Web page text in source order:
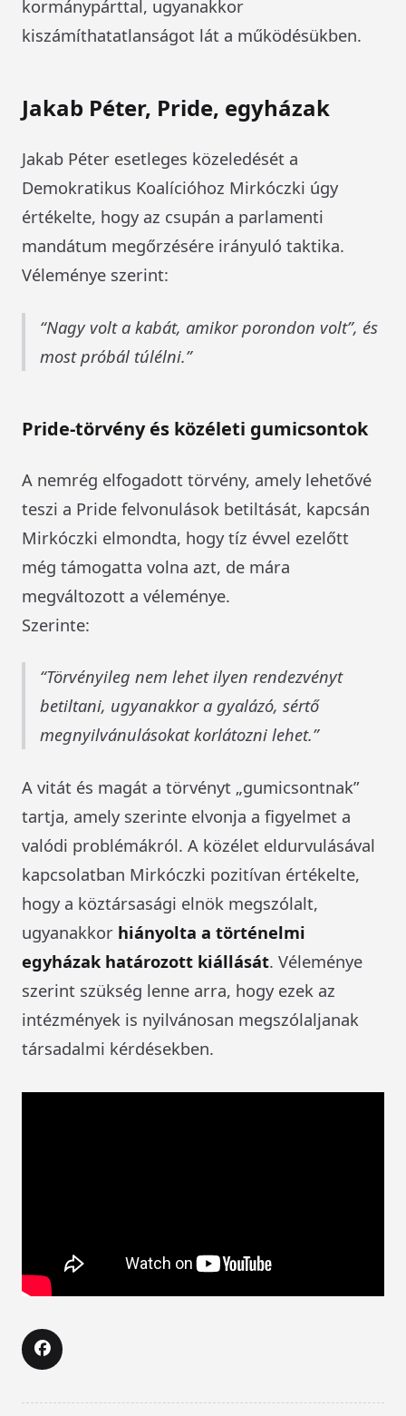
kormánypárttal, ugyanakkor
kiszámíthatatlanságot lát a működésükben.
Jakab Péter, Pride, egyházak
Jakab Péter esetleges közeledését a
Demokratikus Koalícióhoz Mirkóczki úgy
értékelte, hogy az csupán a parlamenti
mandátum megőrzésére irányuló taktika.
Véleménye szerint:
Nagy volt a kabát, amikor porondon volt”, és
most próbál túlélni.
Pride-törvény és közéleti gumicsontok
A nemrég elfogadott törvény, amely lehetővé
teszi a Pride felvonulások betiltását, kapcsán
Mirkóczki elmondta, hogy tíz évvel ezelőtt
még támogatta volna azt, de mára
megváltozott a véleménye.
Szerinte:
Törvényileg nem lehet ilyen rendezvényt
betiltani, ugyanakkor a gyalázó, sértő
megnyilvánulásokat korlátozni lehet.
A vitát és magát a törvényt „gumicsontnak”
tartja, amely szerinte elvonja a figyelmet a
valódi problémákról. A közélet eldurvulásával
kapcsolatban Mirkóczki pozitívan értékelte,
hogy a köztársasági elnök megszólalt,
ugyanakkor hiányolta a történelmi
egyházak határozott kiállását. Véleménye
szerint szükség lenne arra, hogy ezek az
intézmények is nyilvánosan megszólaljanak
társadalmi kérdésekben.